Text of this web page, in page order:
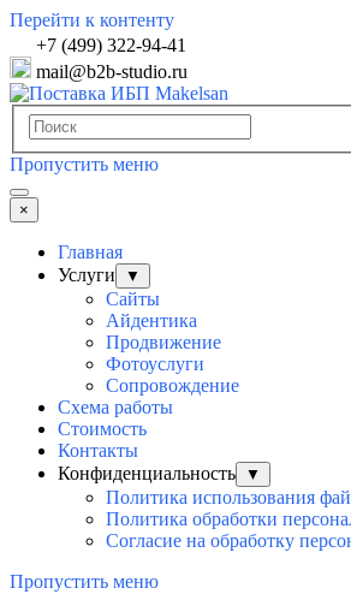
Перейти к контенту
+7 (499) 322-94-41
mail@b2b-studio.ru
Пропустить меню
×
Главная
Услуги
▼
Сайты
Айдентика
Продвижение
Фотоуслуги
Сопровождение
Схема работы
Стоимость
Контакты
Конфиденциальность
▼
Политика использования
Политика обработки
Согласие на обработку
Пропустить меню